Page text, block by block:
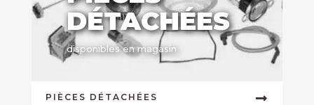
DÉTACHÉES
disponibles en magasin
PIÈCES DÉTACHÉES